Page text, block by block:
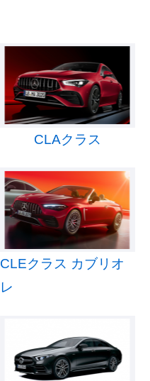
CLAクラス
CLEクラス カブリオ
レ